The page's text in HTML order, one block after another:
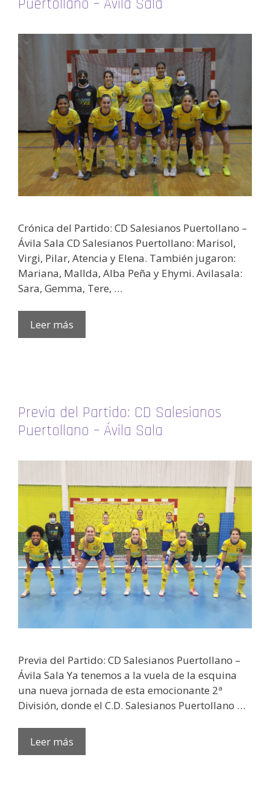
Puertollano – Ávila Sala
Crónica del Partido: CD Salesianos Puertollano –
Ávila Sala CD Salesianos Puertollano: Marisol,
Virgi, Pilar, Atencia y Elena. También jugaron:
Mariana, Mallda, Alba Peña y Ehymi. Avilasala:
Sara, Gemma, Tere, …
Leer más
Previa del Partido: CD Salesianos
Puertollano – Ávila Sala
Previa del Partido: CD Salesianos Puertollano –
Ávila Sala Ya tenemos a la vuela de la esquina
una nueva jornada de esta emocionante 2ª
División, donde el C.D. Salesianos Puertollano …
Leer más